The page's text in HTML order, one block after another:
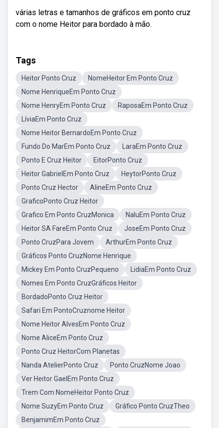
várias letras e tamanhos de gráficos em ponto cruz
com o nome Heitor para bordado à mão.
Tags
Heitor Ponto Cruz
NomeHeitor Em Ponto Cruz
Nome HenriqueEm Ponto Cruz
Nome HenryEm Ponto Cruz
RaposaEm Ponto Cruz
LíviaEm Ponto Cruz
Nome Heitor BernardoEm Ponto Cruz
Fundo Do MarEm Ponto Cruz
LaraEm Ponto Cruz
Ponto E Cruz Heitor
EitorPonto Cruz
Heitor GabrielEm Ponto Cruz
HeytorPonto Cruz
Ponto Cruz Hector
AlineEm Ponto Cruz
GraficoPonto Cruz Heitor
Grafico Em Ponto CruzMonica
NaluEm Ponto Cruz
Heitor SA FareEm Ponto Cruz
JoseEm Ponto Cruz
Ponto CruzPara Jovem
ArthurEm Ponto Cruz
Gráficos Ponto CruzNome Henrique
Mickey Em Ponto CruzPequeno
LidiaEm Ponto Cruz
Nomes Em Ponto CruzGráficos Heitor
BordadoPonto Cruz Heitor
Safari Em PontoCruznome Heitor
Nome Heitor AlvesEm Ponto Cruz
Nome AliceEm Ponto Cruz
Ponto Cruz HeitorCom Planetas
Nanda AtelierPonto Cruz
Ponto CruzNome Joao
Ver Heitor GaelEm Ponto Cruz
Trem Com NomeHeitor Ponto Cruz
Nome SuzyEm Ponto Cruz
Gráfico Ponto CruzTheo
BenjamimEm Ponto Cruz